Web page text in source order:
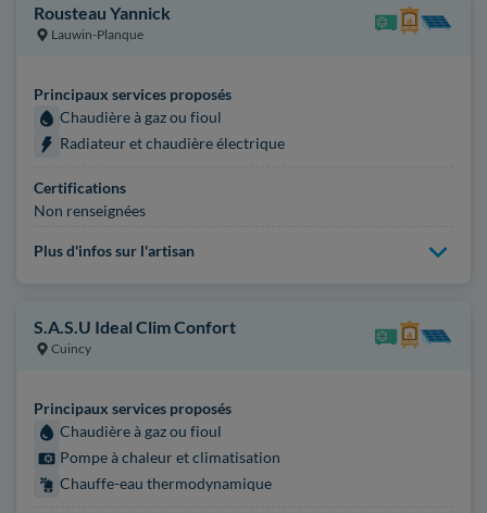
Rousteau Yannick
Lauwin-Planque
Principaux services proposés
Chaudière à gaz ou fioul
Radiateur et chaudière électrique
Certifications
Non renseignées
Plus d'infos sur l'artisan
S.A.S.U Ideal Clim Confort
Cuincy
Principaux services proposés
Chaudière à gaz ou fioul
Pompe à chaleur et climatisation
Chauffe-eau thermodynamique